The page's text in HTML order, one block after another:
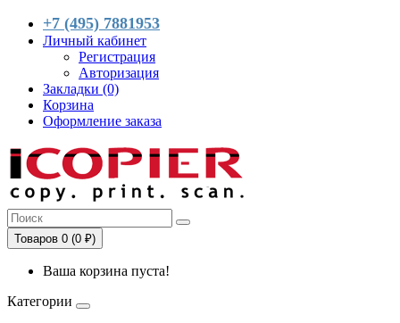
+7 (495) 7881953
Личный кабинет
Регистрация
Авторизация
Закладки (0)
Корзина
Оформление заказа
Товаров 0 (0 ₽)
Ваша корзина пуста!
Категории